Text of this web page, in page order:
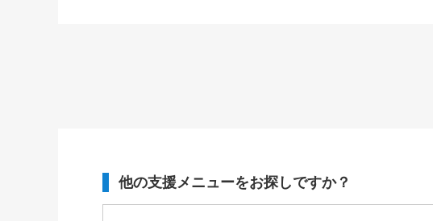
他の支援メニューをお探しですか？